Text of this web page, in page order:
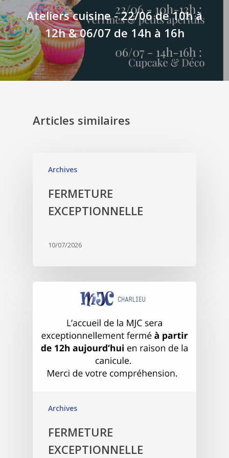
Ateliers cuisine - 22/06 de 10h à
12h & 06/07 de 14h à 16h
Articles similaires
Archives
FERMETURE
EXCEPTIONNELLE
10/07/2026
Archives
FERMETURE
EXCEPTIONNELLE